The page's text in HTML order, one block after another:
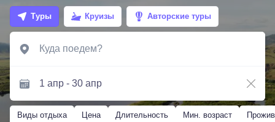
Туры Круизы Авторские туры
Виды отдыха Цена Длительность Мин. возраст